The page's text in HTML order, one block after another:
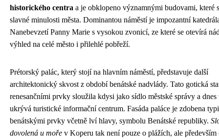
historického centra a je obklopeno významnými budovami, které
slavné minulosti města. Dominantou náměstí je impozantní
Nanebevzetí Panny Marie s vysokou zvonicí, ze které se otevírá
výhled na celé město i přilehlé pobřeží.
Prétorský palác, který stojí na hlavním náměstí, představuje další
architektonický skvost z období benátské nadvlády. Tato gotická
renesančními prvky sloužila kdysi jako sídlo městské správy a dnes
ukrývá turistické informační centrum. Fasáda paláce je zdobena
benátskými prvky včetně lví hlavy, symbolu Benátské republiky.
dovolená u moře v Koperu tak není pouze o plážích, ale především